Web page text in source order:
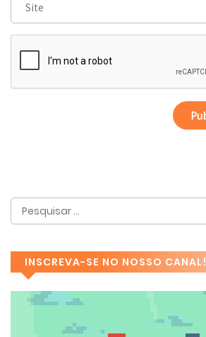
INSCREVA-SE NO NOSSO CANAL!